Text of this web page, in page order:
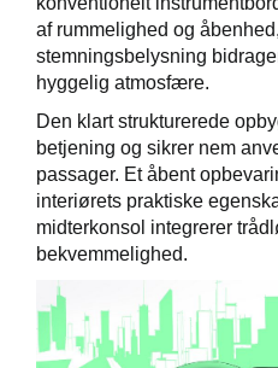
af rummelighed og
stemningsbelysning
hyggelig atmosfære.
Den klart strukturerede
betjening og sikrer nem
passager. Et åbent
interiørets praktiske
midterkonsol integrerer
bekvemmelighed.